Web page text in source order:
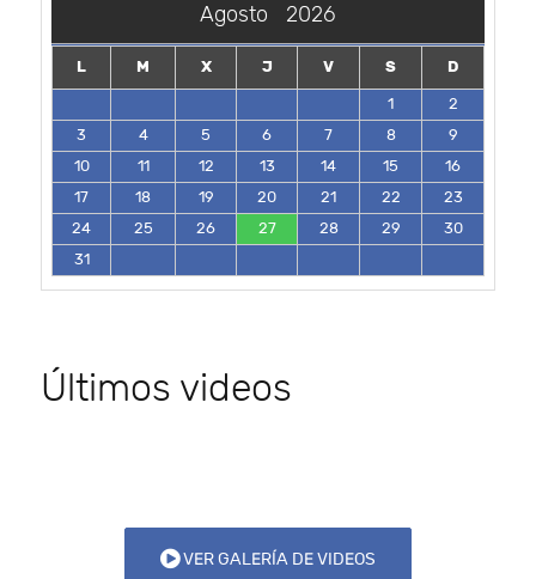
Agosto 2026
L M X J V S
D
1
2
3
4 5 6 7 8
9
10
11 12 13 14 15
16
17
18 19 20 21 22
23
24
25 26 27 28 29
30
31
Últimos videos
VER GALERÍA DE VIDEOS